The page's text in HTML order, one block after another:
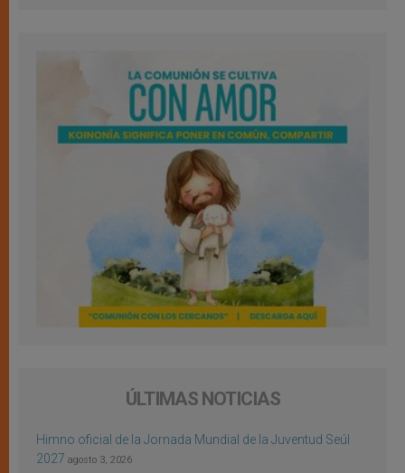
ÚLTIMAS NOTICIAS
Himno oficial de la Jornada Mundial de la Juventud Seúl
2027 agosto 3, 2026